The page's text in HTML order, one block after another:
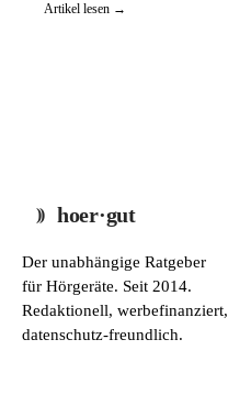
Artikel lesen →
hoer·gut
Der unabhängige Ratgeber
für Hörgeräte. Seit 2014.
Redaktionell, werbefinanziert,
datenschutz-freundlich.